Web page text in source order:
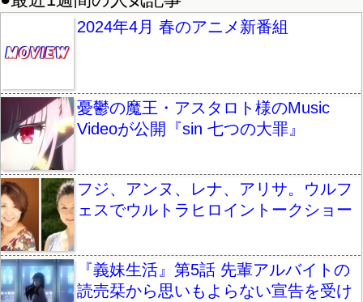
2024年4月 春のアニメ新番組
憂鬱の魔王・アスタロト様のMusic
Videoが公開『sin 七つの大罪』
フジ、アンヌ、レナ、アリサ。ウルフ
ェスでウルトラヒロイントークショー
『義妹生活』第5話 先輩アルバイトの
読売栞から思いもよらない宣告を受け